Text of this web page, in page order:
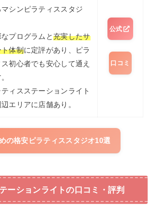
マシンピラティススタジ
なプログラムと充実したサ
体制に定評があり、ピラ
初心者でも安心して通え
ティスステーションライト
エリアに店舗あり。
公式
口コミ
の格安ピラティススタジオ10選
ーションライトの口コミ・評判